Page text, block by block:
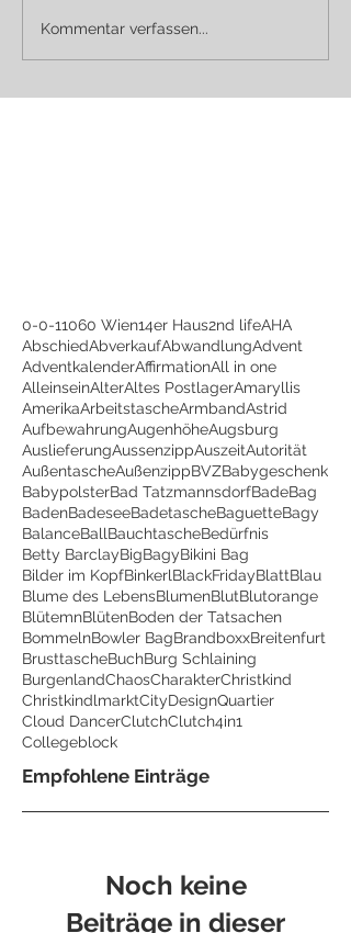
Kommentar verfassen...
0-0-11060 Wien14er Haus2nd lifeAHA
AbschiedAbverkaufAbwandlungAdvent
AdventkalenderAffirmationAll in one
AlleinseinAlterAltes PostlagerAmaryllis
AmerikaArbeitstascheArmbandAstrid
AufbewahrungAugenhöheAugsburg
AuslieferungAussenzippAuszeitAutorität
AußentascheAußenzippBVZBabygeschenk
BabypolsterBad TatzmannsdorfBadeBag
BadenBadeseeBadetascheBaguetteBagy
BalanceBallBauchtascheBedürfnis
Betty BarclayBigBagyBikini Bag
Bilder im KopfBinkerlBlackFridayBlattBlau
Blume des LebensBlumenBlutBlutorange
BlütemnBlütenBoden der Tatsachen
BommelnBowler BagBrandboxxBreitenfurt
BrusttascheBuchBurg Schlaining
BurgenlandChaosCharakterChristkind
ChristkindlmarktCityDesignQuartier
Cloud DancerClutchClutch4in1
Collegeblock
Empfohlene Einträge
Noch keine
Beiträge in dieser